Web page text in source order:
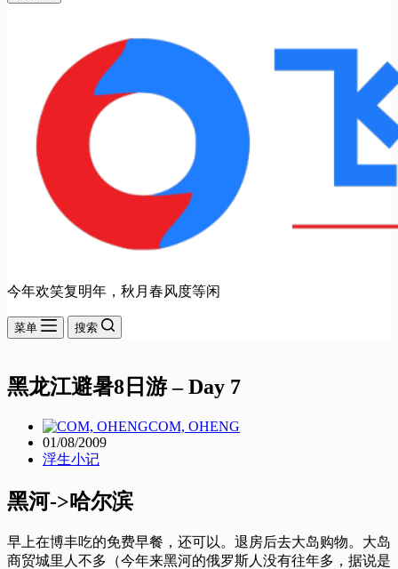
今年欢笑复明年，秋月春风度等闲
菜单 搜索
黑龙江避暑8日游 – Day 7
COM, OHENG
01/08/2009
浮生小记
黑河->哈尔滨
早上在博丰吃的免费早餐，还可以。退房后去大岛购物。大岛
商贸城里人不多（今年来黑河的俄罗斯人没有往年多，据说是